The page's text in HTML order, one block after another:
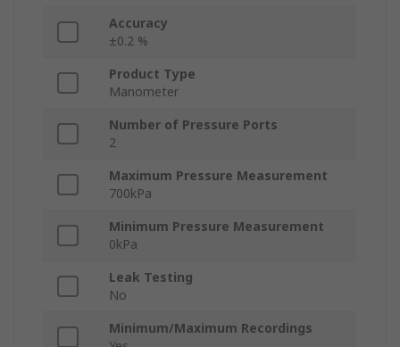
Accuracy
±0.2 %
Product Type
Manometer
Number of Pressure Ports
2
Maximum Pressure Measurement
700kPa
Minimum Pressure Measurement
0kPa
Leak Testing
No
Minimum/Maximum Recordings